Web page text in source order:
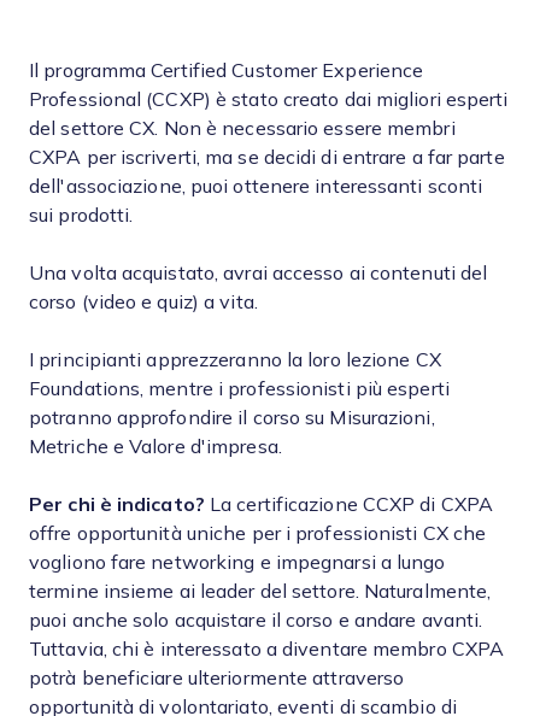
Il programma Certified Customer Experience
Professional (CCXP) è stato creato dai migliori esperti
del settore CX. Non è necessario essere membri
CXPA per iscriverti, ma se decidi di entrare a far parte
dell'associazione, puoi ottenere interessanti sconti
sui prodotti.
Una volta acquistato, avrai accesso ai contenuti del
corso (video e quiz) a vita.
I principianti apprezzeranno la loro lezione CX
Foundations, mentre i professionisti più esperti
potranno approfondire il corso su Misurazioni,
Metriche e Valore d'impresa.
Per chi è indicato? La certificazione CCXP di CXPA
offre opportunità uniche per i professionisti CX che
vogliono fare networking e impegnarsi a lungo
termine insieme ai leader del settore. Naturalmente,
puoi anche solo acquistare il corso e andare avanti.
Tuttavia, chi è interessato a diventare membro CXPA
potrà beneficiare ulteriormente attraverso
opportunità di volontariato, eventi di scambio di